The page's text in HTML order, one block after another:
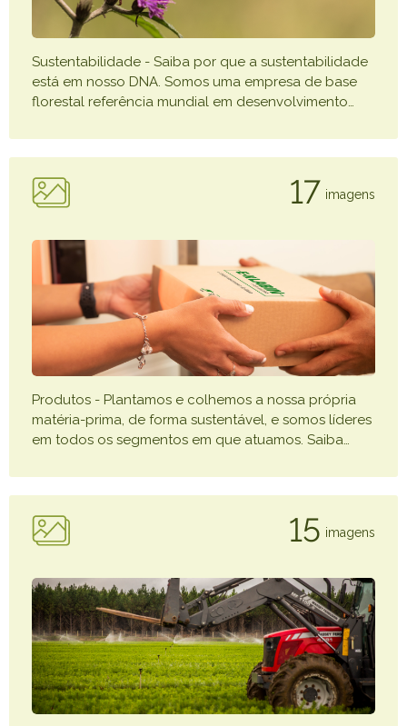
Sustentabilidade - Saiba por que a sustentabilidade
está em nosso DNA. Somos uma empresa de base
florestal referência mundial em desenvolvimento…
17 imagens
Produtos - Plantamos e colhemos a nossa própria
matéria-prima, de forma sustentável, e somos líderes
em todos os segmentos em que atuamos. Saiba…
15 imagens